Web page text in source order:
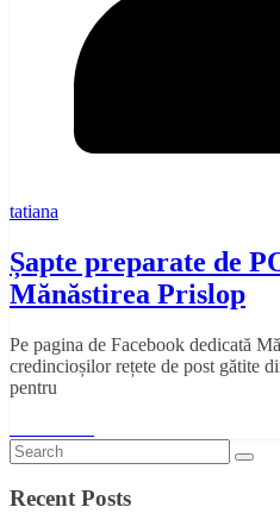
tatiana
Șapte preparate de
Mănăstirea Prislop
Pe pagina de Facebook dedicată
credincioșilor rețete de post gătite
pentru
Recent Posts